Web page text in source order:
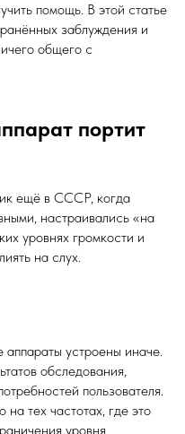
помощь. В этой статье
заблуждения и
общего с
портит
ещё в СССР, когда
настраивались «на
уровнях громкости и
на слух.
устроены иначе.
обследования,
пользователя.
на тех частотах, где это
уровня